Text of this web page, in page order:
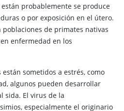
probablemente se produce
o por exposición en el útero.
poblaciones de primates nativas
enfermedad en los
sometidos a estrés, como
algunos pueden desarrollar
sida. El virus de la
especialmente el originario